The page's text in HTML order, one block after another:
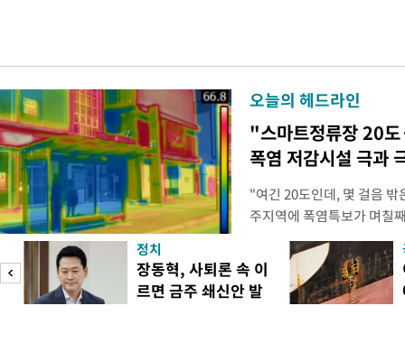
오늘의 헤드라인
"스마트정류장 20
폭염 저감시설 극과
"여긴 20도인데, 몇 걸음
주지역에 폭염특보가 며칠
주 북구 용봉동 패션의거
기도 전인 이른 시각부터
통 샛노랗거나 새빨갛게 물
른색, 온도가 높을수록 붉
정치
장동혁, 사퇴론 속 이
르면 금주 쇄신안 발